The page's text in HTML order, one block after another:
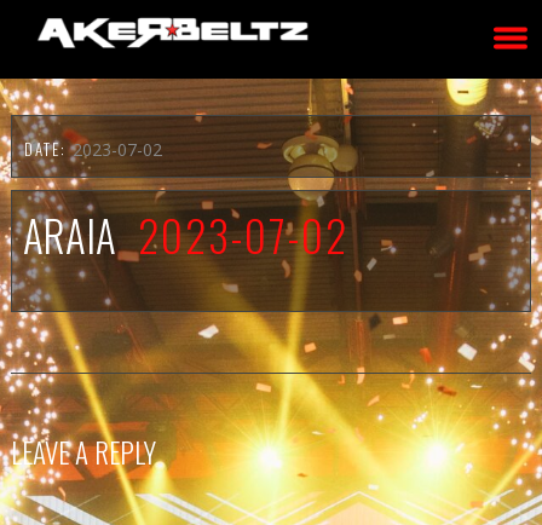
DATE:2023-07-02
ARAIA2023-07-02
LEAVE A REPLY